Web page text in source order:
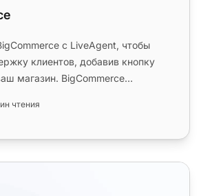
с LiveAgent, чтобы
клиентов, добавив кнопку
магазин. BigCommerce
чтения
коммерции